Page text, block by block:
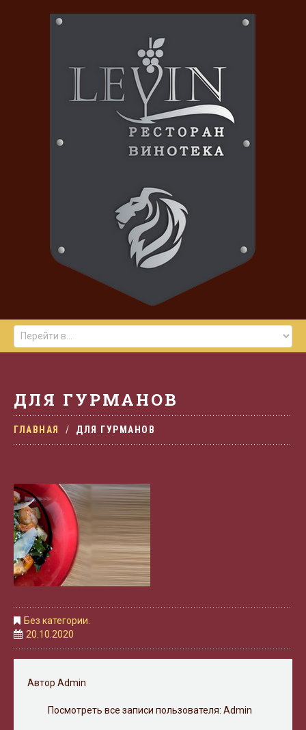
ДЛЯ ГУРМАНОВ
ГЛАВНАЯ ДЛЯ ГУРМАНОВ
Без категории.
20.10.2020
Автор Admin
Посмотреть все записи пользователя: Admin